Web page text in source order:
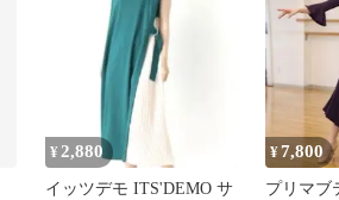
¥ 2,880
イッツデモ ITS'DEMO サ
¥7,800
プリマブ